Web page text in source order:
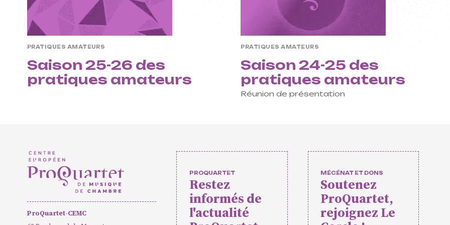
PRATIQUES AMATEURS
Saison 25-26 des
pratiques amateurs
PRATIQUES AMATEURS
Saison 24-25 des
pratiques amateurs
Réunion de présentation
ProQuartet-CEMC
PROQUARTET
Restez
informés de
l'actualité
MÉCÉNAT ET DONS
Soutenez
ProQuartet,
rejoignez Le
Formation professionnelle et
masterclasses
Projets européens
Actions culturelles
Pratiques amateurs
Actualités Soutenir ProQuartet Vidéos des masterclasses